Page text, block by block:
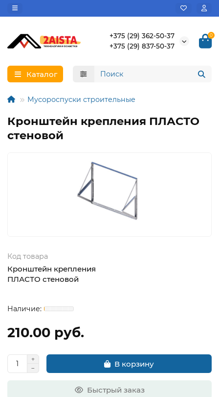
+375 (29) 362-50-37
+375 (29) 837-50-37
0
Каталог
Мусороспуски строительные
Кронштейн крепления ПЛАСТО
стеновой
Код товара
Кронштейн крепления
ПЛАСТО стеновой
210.00 руб.
В корзину
Быстрый заказ